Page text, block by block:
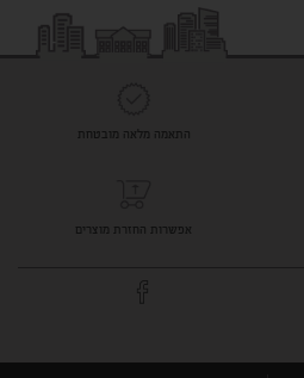
התאמה מלאה מובטחת
אפשרות החזרת מוצרים